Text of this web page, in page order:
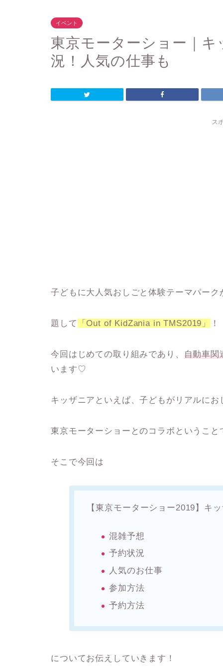
イベント
東京モーターショー｜
況！人気の仕事も
ス
子どもに大人気おしごと体験テーマパー
題して 「Out of KidZania in TMS2019」 ！
今回はじめての取り組みであり、
自動車関
います♡
キッザニアといえば、子どもがリアルに
東京モーターショーとのコラボということ
そこで今回は
【東京モーターショー2019】キ
混雑予想
予約状況
人気のお仕事
参加方法
予約方法
についてお伝えしていきます！